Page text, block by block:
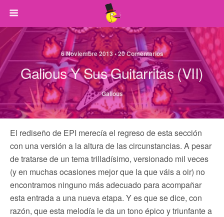
6 Noviembre 2013 • 20 Comentarios
Galious Y Sus Guitarritas (VII)
Galious
El rediseño de EPI merecía el regreso de esta sección
con una versión a la altura de las circunstancias. A pesar
de tratarse de un tema trilladísimo, versionado mil veces
(y en muchas ocasiones mejor que la que váis a oir) no
encontramos ninguno más adecuado para acompañar
esta entrada a una nueva etapa. Y es que se dice, con
razón, que esta melodía le da un tono épico y triunfante a